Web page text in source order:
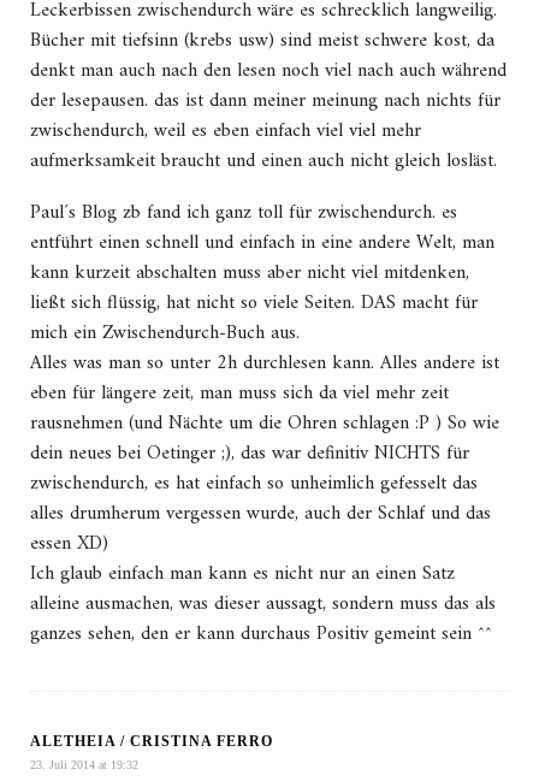
Leckerbissen zwischendurch wäre es schrecklich langweilig.
Bücher mit tiefsinn (krebs usw) sind meist schwere kost, da
denkt man auch nach den lesen noch viel nach auch während
der lesepausen. das ist dann meiner meinung nach nichts für
zwischendurch, weil es eben einfach viel viel mehr
aufmerksamkeit braucht und einen auch nicht gleich losläst.
Paul´s Blog zb fand ich ganz toll für zwischendurch. es
entführt einen schnell und einfach in eine andere Welt, man
kann kurzeit abschalten muss aber nicht viel mitdenken,
ließt sich flüssig, hat nicht so viele Seiten. DAS macht für
mich ein Zwischendurch-Buch aus.
Alles was man so unter 2h durchlesen kann. Alles andere ist
eben für längere zeit, man muss sich da viel mehr zeit
rausnehmen (und Nächte um die Ohren schlagen :P ) So wie
dein neues bei Oetinger ;), das war definitiv NICHTS für
zwischendurch, es hat einfach so unheimlich gefesselt das
alles drumherum vergessen wurde, auch der Schlaf und das
essen XD)
Ich glaub einfach man kann es nicht nur an einen Satz
alleine ausmachen, was dieser aussagt, sondern muss das als
ganzes sehen, den er kann durchaus Positiv gemeint sein ^^
ALETHEIA / CRISTINA FERRO
23. Juli 2014 at 19:32